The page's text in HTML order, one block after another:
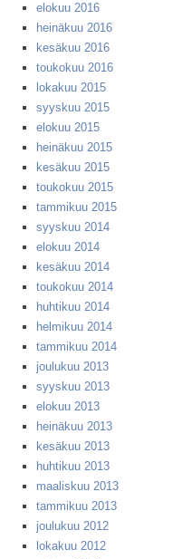
elokuu 2016
heinäkuu 2016
kesäkuu 2016
toukokuu 2016
lokakuu 2015
syyskuu 2015
elokuu 2015
heinäkuu 2015
kesäkuu 2015
toukokuu 2015
tammikuu 2015
syyskuu 2014
elokuu 2014
kesäkuu 2014
toukokuu 2014
huhtikuu 2014
helmikuu 2014
tammikuu 2014
joulukuu 2013
syyskuu 2013
elokuu 2013
heinäkuu 2013
kesäkuu 2013
huhtikuu 2013
maaliskuu 2013
tammikuu 2013
joulukuu 2012
lokakuu 2012